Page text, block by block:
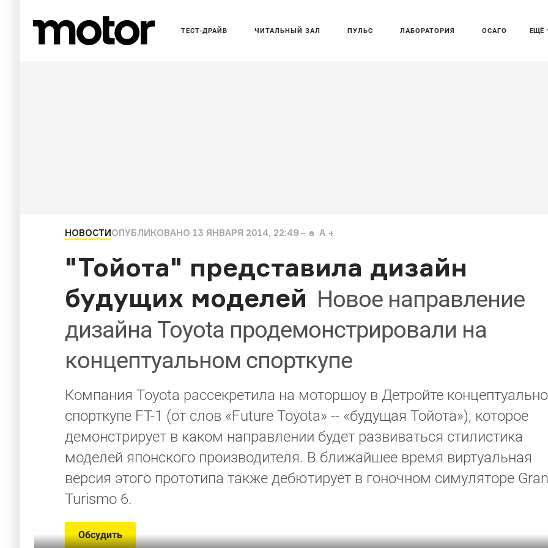
ЕЩЁ
ТЕСТ-ДРАЙВ ЧИТАЛЬНЫЙ ЗАЛ ПУЛЬС ЛАБОРАТОРИЯ ОСАГО
НОВОСТИОПУБЛИКОВАНО 13 ЯНВАРЯ 2014, 22:49 a A
"Тойота" представила дизайн
будущих моделей Новое направление
дизайна Toyota продемонстрировали на
концептуальном спорткупе
Компания Toyota рассекретила на моторшоу в Детройте
спорткупе FT-1 (от слов «Future Toyota» -- «будущая Тойота»), которое
демонстрирует в каком направлении будет развиваться стилистика
моделей японского производителя. В ближайшее время виртуальная
версия этого прототипа также дебютирует в гоночном симуляторе Gran
Turismo 6.
Обсудить